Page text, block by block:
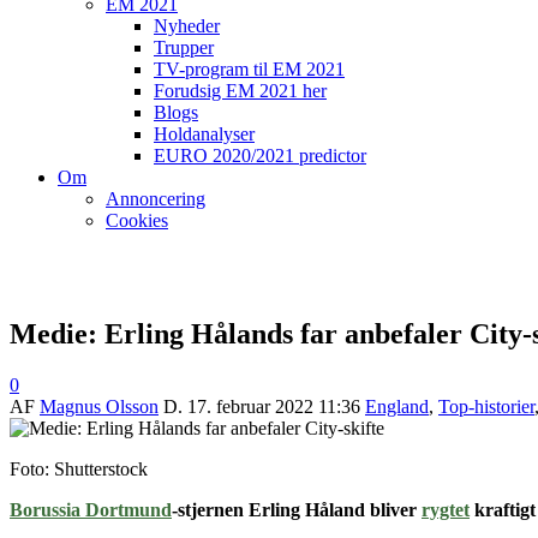
EM 2021
Nyheder
Trupper
TV-program til EM 2021
Forudsig EM 2021 her
Blogs
Holdanalyser
EURO 2020/2021 predictor
Om
Annoncering
Cookies
Medie: Erling Hålands far anbefaler
0
AF Magnus Olsson D. 17. februar 2022 11:36 England, Top-historier
Foto: Shutterstock
Borussia Dortmund-stjernen Erling Håland bliver rygtet kraftigt